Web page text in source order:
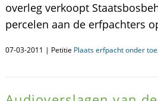
overleg verkoopt
percelen aan de erfpachters
07-03-2011 | Petitie Plaats erfpacht onder